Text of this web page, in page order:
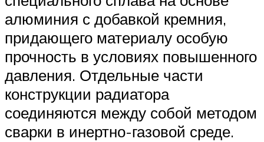
алюминия с добавкой кремния,
придающего материалу особую
прочность в условиях повышенного
давления. Отдельные части
конструкции радиатора
соединяются между собой методом
сварки в инертно-газовой среде.